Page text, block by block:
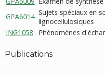
GPA6014 Sujets spéciaux en
lignocellulosiques
ING1058
Phénomènes
Publications